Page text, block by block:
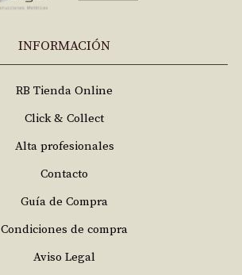
INFORMACIÓN
RB Tienda Online
Click & Collect
Alta profesionales
Contacto
Guía de Compra
Condiciones de compra
Aviso Legal